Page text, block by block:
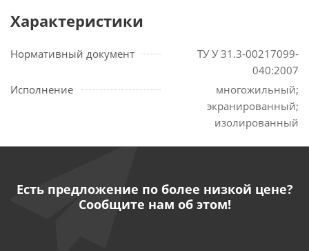
Характеристики
Нормативный документ
ТУ У 31.3-00217099-
040:2007
Исполнение
многожильный;
экранированный;
изолированный
Есть предложение по более низкой цене?
Сообщите нам об этом!